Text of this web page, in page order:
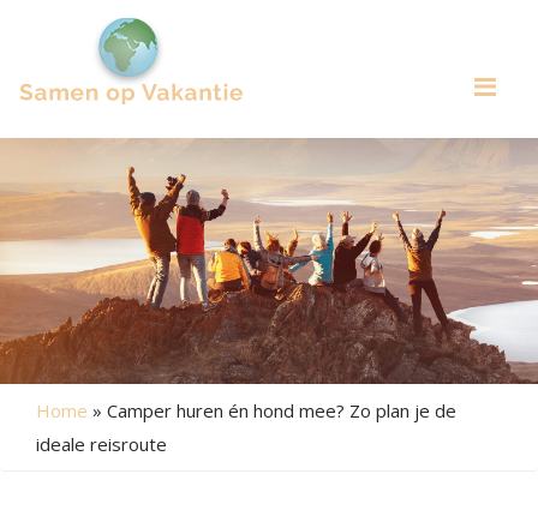
Home » Camper huren én hond mee? Zo plan je de
ideale reisroute